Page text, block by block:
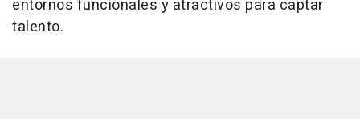
entornos funcionales y atractivos para captar
talento.